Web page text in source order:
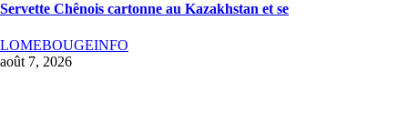
Servette Chênois cartonne au Kazakhstan et se
LOMEBOUGEINFO
août 7, 2026